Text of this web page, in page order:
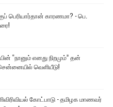
பெரியார்தான் காரணமா? - பெ.
“நானும் எனது நிறமும்” தன்
வெளியீடு!
கோட்பாடு - தமிழக மாணவர்